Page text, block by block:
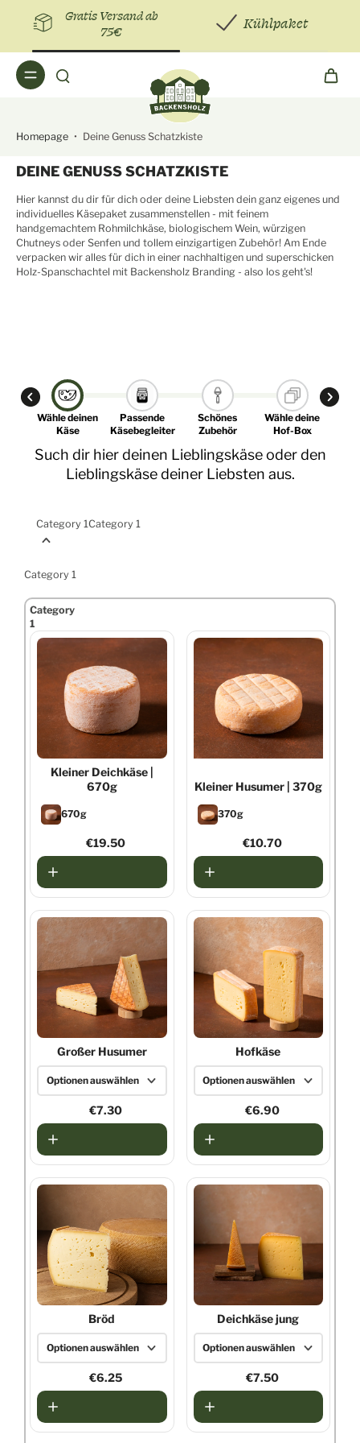
Gratis Versand ab
75€
Kühlpaket
Homepage • Deine Genuss Schatzkiste
DEINE GENUSS SCHATZKISTE
Hier kannst du dir für dich oder deine Liebsten dein ganz eigenes und
individuelles Käsepaket zusammenstellen - mit feinem
handgemachtem Rohmilchkäse, biologischem Wein, würzigen
Chutneys oder Senfen und tollem einzigartigen Zubehör! Am Ende
verpacken wir alles für dich in einer nachhaltigen und superschicken
Holz-Spanschachtel mit Backensholz Branding - also los geht's!
Wähle deinen
Käse
Passende
Käsebegleiter
Schönes
Zubehör
Wähle deine
Hof-Box
Such dir hier deinen Lieblingskäse oder den
Lieblingskäse deiner Liebsten aus.
Category 1Category 1
Category 1
Category
1
Kleiner Deichkäse|
670g
670g
€19.50
Kleiner Husumer| 370g
370g
€10.70
Großer Husumer
Optionen auswählen
€7.30
Hofkäse
Optionen auswählen
250g€6.90
Bröd
Optionen auswählen
4,5kg
€6.25
Deichkäse jung
Optionen auswählen
€7.50